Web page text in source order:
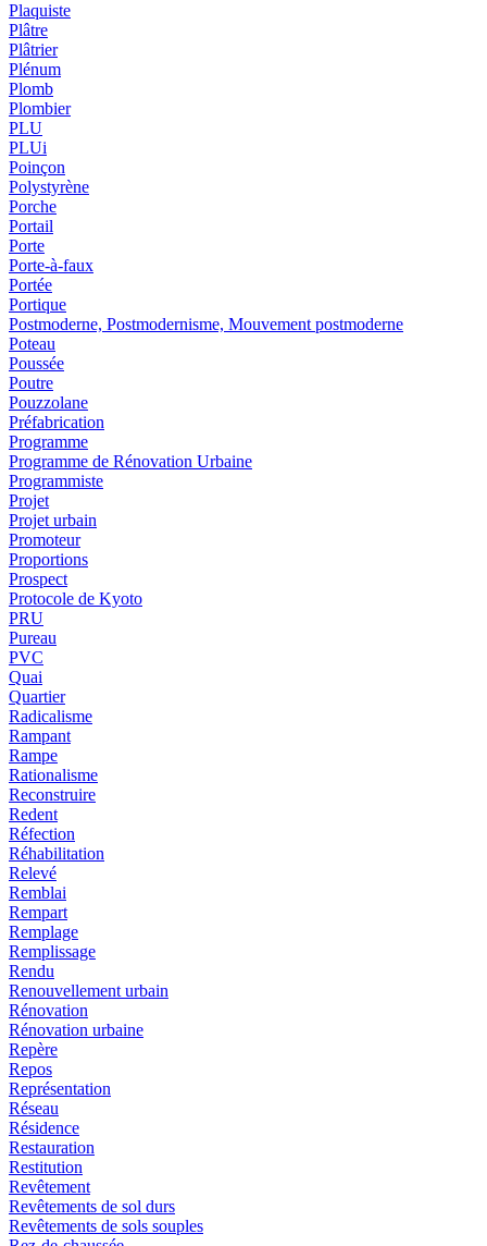
Plaquiste
Plâtre
Plâtrier
Plénum
Plomb
Plombier
PLU
PLUi
Poinçon
Polystyrène
Porche
Portail
Porte
Porte-à-faux
Portée
Portique
Postmoderne, Postmodernisme, Mouvement postmoderne
Poteau
Poussée
Poutre
Pouzzolane
Préfabrication
Programme
Programme de Rénovation Urbaine
Programmiste
Projet
Projet urbain
Promoteur
Proportions
Prospect
Protocole de Kyoto
PRU
Pureau
PVC
Quai
Quartier
Radicalisme
Rampant
Rampe
Rationalisme
Reconstruire
Redent
Réfection
Réhabilitation
Relevé
Remblai
Rempart
Remplage
Remplissage
Rendu
Renouvellement urbain
Rénovation
Rénovation urbaine
Repère
Repos
Représentation
Réseau
Résidence
Restauration
Restitution
Revêtement
Revêtements de sol durs
Revêtements de sols souples